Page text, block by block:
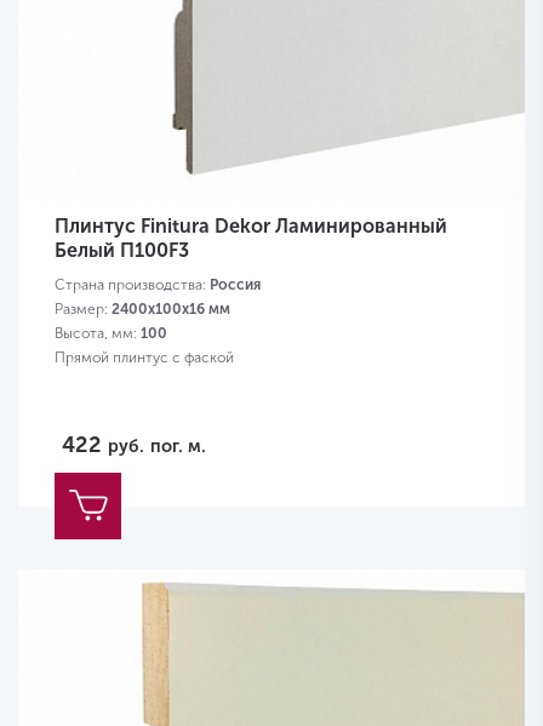
Плинтус Finitura Dekor Ламинированный
Белый П100F3
Страна производства: Россия
Размер: 2400х100х16 мм
Высота, мм: 100
Прямой плинтус с фаской
422 руб. пог. м.